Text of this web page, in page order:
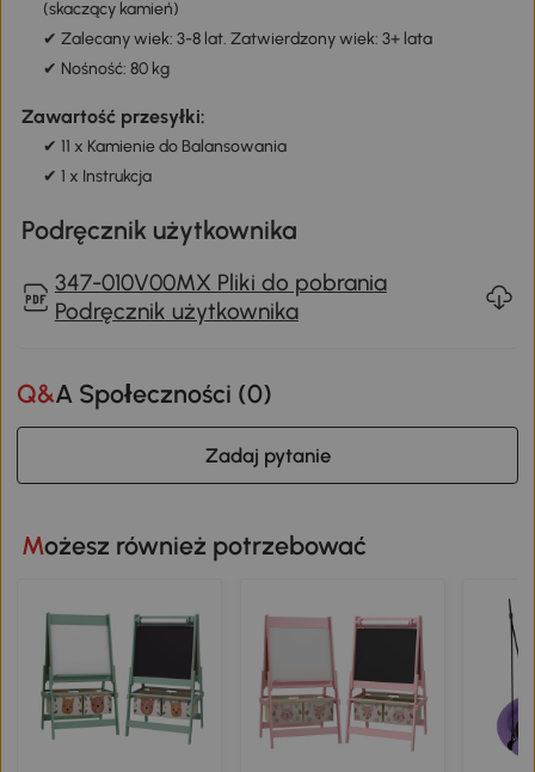
(skaczący kamień)
✔ Zalecany wiek: 3-8 lat. Zatwierdzony wiek: 3+ lata
✔ Nośność: 80 kg
Zawartość przesyłki:
✔ 11 x Kamienie do Balansowania
✔ 1 x Instrukcja
Podręcznik użytkownika
347-010V00MX Pliki do pobrania
Podręcznik użytkownika
Q&A Społeczności (0)
Zadaj pytanie
Możesz również potrzebować